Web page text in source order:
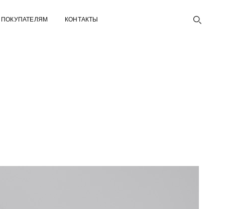
ПОКУПАТЕЛЯМ КОНТАКТЫ